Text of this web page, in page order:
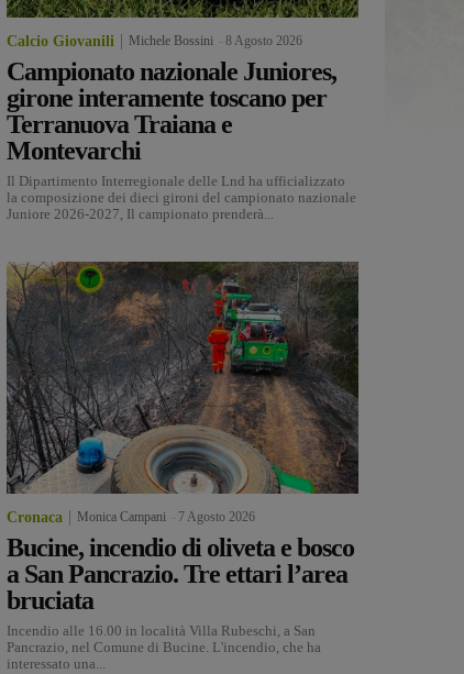
Calcio Giovanili Michele Bossini 8 Agosto 2026
Campionato nazionale Juniores,
girone interamente toscano per
Terranuova Traiana e
Montevarchi
Il Dipartimento Interregionale delle Lnd ha ufficializzato
la composizione dei dieci gironi del campionato nazionale
Juniore 2026-2027, Il campionato prenderà...
Cronaca Monica Campani 7 Agosto 2026
Bucine, incendio di oliveta e bosco
a San Pancrazio. Tre ettari l’area
bruciata
Incendio alle 16.00 in località Villa Rubeschi, a San
Pancrazio, nel Comune di Bucine. L'incendio, che ha
interessato una...